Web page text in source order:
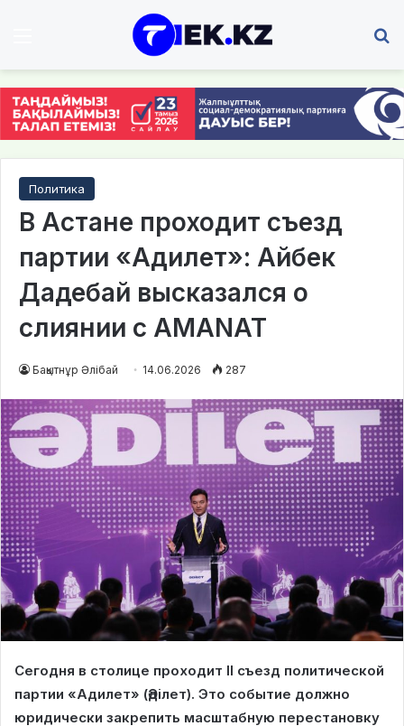
Политика
В Астане проходит съезд
партии «Адилет»: Айбек
Дадебай высказался о
слиянии с AMANAT
Бақытнұр Әлібай 14.06.2026 287
Сегодня в столице проходит II съезд политической
партии «Адилет» (Әділет). Это событие должно
юридически закрепить масштабную перестановку